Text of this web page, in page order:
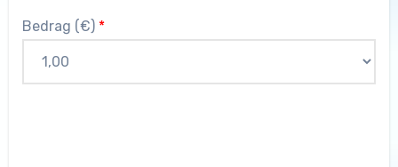
Bedrag (€) *